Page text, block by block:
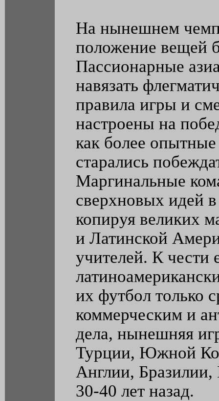
На нынешнем
положение вещей
Пассионарные
навязать
правила игры и
настроены на
как более
старались
Маргинальные
сверхновых идей
копируя великих
и Латинской
учителей. К чести
их футбол только
коммерческим и
дела, нынешняя
Турции, Южной
Англии, Бразилии,
30-40 лет назад.